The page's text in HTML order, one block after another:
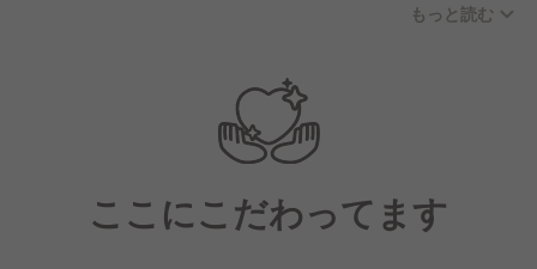
を出し合える風通しの良さがあり、困った時は自然と
づくりを大切にしています。
もっと読む
ここにこだわってます